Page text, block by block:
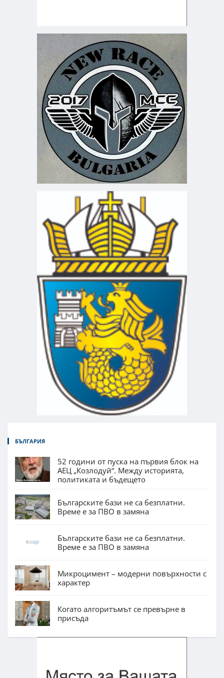
БЪЛГАРИЯ
52 години от пуска на първия блок на
АЕЦ „Козлодуй“. Между историята,
политиката и бъдещето
Българските бази не са безплатни.
Време е за ПВО в замяна
Българските бази не са безплатни.
Време е за ПВО в замяна
Микроцимент – модерни повърхности с
характер
Когато алгоритъмът се превърне в
присъда